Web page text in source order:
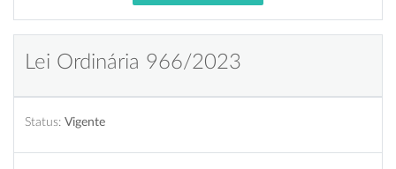
Lei Ordinária 966/2023
Status: Vigente